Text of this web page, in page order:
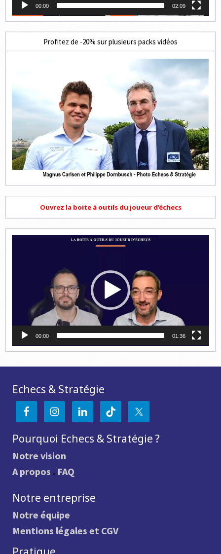
00:00 02:09
Profitez de -20% sur plusieurs packs vidéos
Ouvrez la boite à outils du joueur d'échecs
00:00 01:36
Echecs & Stratégie
Pourquoi Echecs & Stratégie ?
Notre vision
A propos . FAQ
Notre entreprise
Notre équipe
Mentions légales et CGV